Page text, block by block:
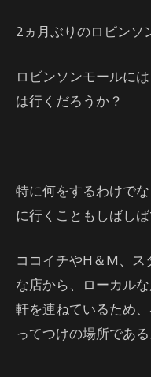
2ヵ月ぶりのロビンソ
ロビンソンモールに
は行くだろうか？
特に何をするわけで
に行くこともしばしば
ココイチやH＆M、ス
な店から、ローカル
軒を連ねているため
ってつけの場所である